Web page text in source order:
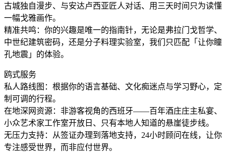
古城独自漫步、与安达卢西亚匠人对话、用三天时间只为读懂
一幅戈雅画作。
精准共鸣：你的兴趣是唯一的指南针，无论是弗拉门戈哲学、
中世纪建筑密码，还是分子料理实验室，我们只匹配「让你瞳
孔地震」的体验。
鸥式服务
私人路线图：根据你的语言基础、文化痴迷点与学习野心，定
制可调的行程。
在地深网资源：非游客视角的西班牙——百年酒庄庄主私宴、
小众艺术家工作室开放日、只有本地人知道的悬崖徒步线。
无压力支持：从签证办理到落地支持，24小时顾问在线，让你
专注感受世界，而非应付世界。